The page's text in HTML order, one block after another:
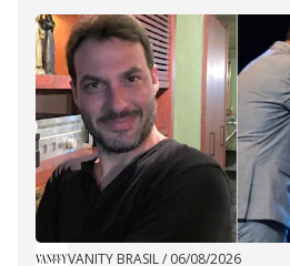
VANITY BRASIL/ 06/08/2026